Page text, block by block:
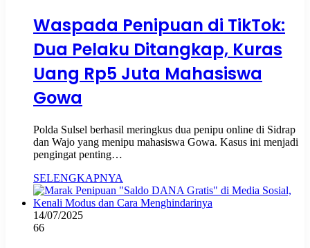
Waspada Penipuan di TikTok:
Dua Pelaku Ditangkap, Kuras
Uang Rp5 Juta Mahasiswa
Gowa
Polda Sulsel berhasil meringkus dua penipu online di Sidrap
dan Wajo yang menipu mahasiswa Gowa. Kasus ini menjadi
pengingat penting…
SELENGKAPNYA
14/07/2025
66